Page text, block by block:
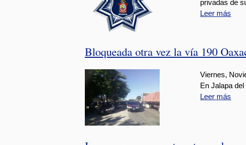
privadas de
Leer más
Bloqueada otra vez la vía 190
Viernes,
En Jalapa
Leer más